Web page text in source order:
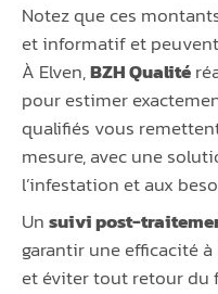
Notez que ces
et informatif et
À Elven,BZH Qualité
pour estimer
qualifiés vous
mesure, avec une
l’infestation et aux
Unsuivi post-
garantir une efficacité
et éviter tout retour du